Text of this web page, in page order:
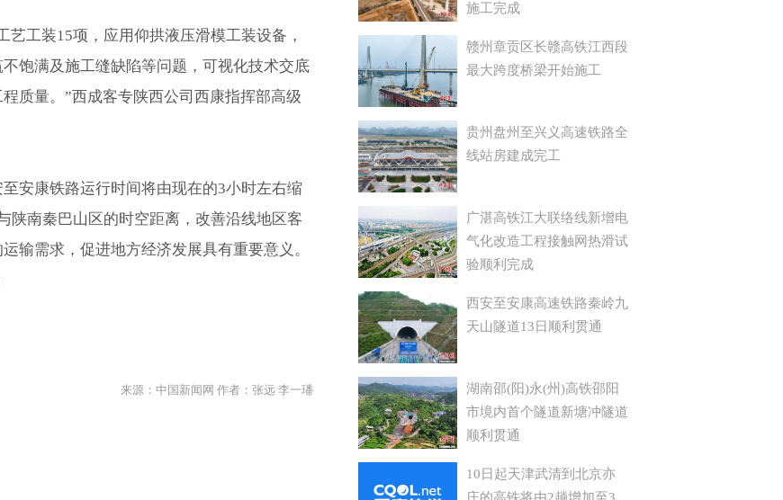
工装15项，应用仰拱液压滑模工装设备，
饱满及施工缝缺陷等问题，可视化技术交底
质量。”西成客专陕西公司西康指挥部高级
安康铁路运行时间将由现在的3小时左右缩
陕南秦巴山区的时空距离，改善沿线地区客
输需求，促进地方经济发展具有重要意义。
来源：中国新闻网 作者：张远 李一璠
施工完成
赣州章贡区长赣高铁江西段
最大跨度桥梁开始施工
贵州盘州至兴义高速铁路全
线站房建成完工
广湛高铁江大联络线新增电
气化改造工程接触网热滑试
验顺利完成
西安至安康高速铁路秦岭九
天山隧道13日顺利贯通
湖南邵(阳)永(州)高铁邵阳
市境内首个隧道新塘冲隧道
顺利贯通
10日起天津武清到北京亦